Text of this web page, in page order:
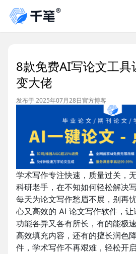
8款免费AI写论文工
变大佬
发布于 2025年07月28日官方博客
学术写作专注快速，质量过关，
科研老手，在不知如何轻松解决
每天为论文写作愁眉不展，别再
心又高效的 AI 论文写作软件，让
功能各异又各有所长，有的能极
高效填充内容，还有的擅长润色
件，学术写作不再艰难，轻松开